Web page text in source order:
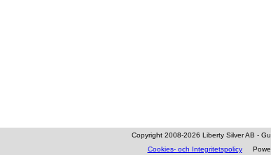
Copyright 2008-2026 Liberty Silver AB -
Cookies- och Integritetspolicy